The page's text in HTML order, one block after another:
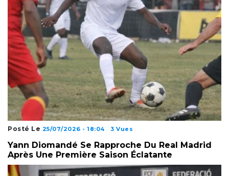
Posté Le 25/07/2026 - 18:04 3 Vues
Yann Diomandé Se Rapproche Du Real Madrid
Après Une Première Saison Éclatante